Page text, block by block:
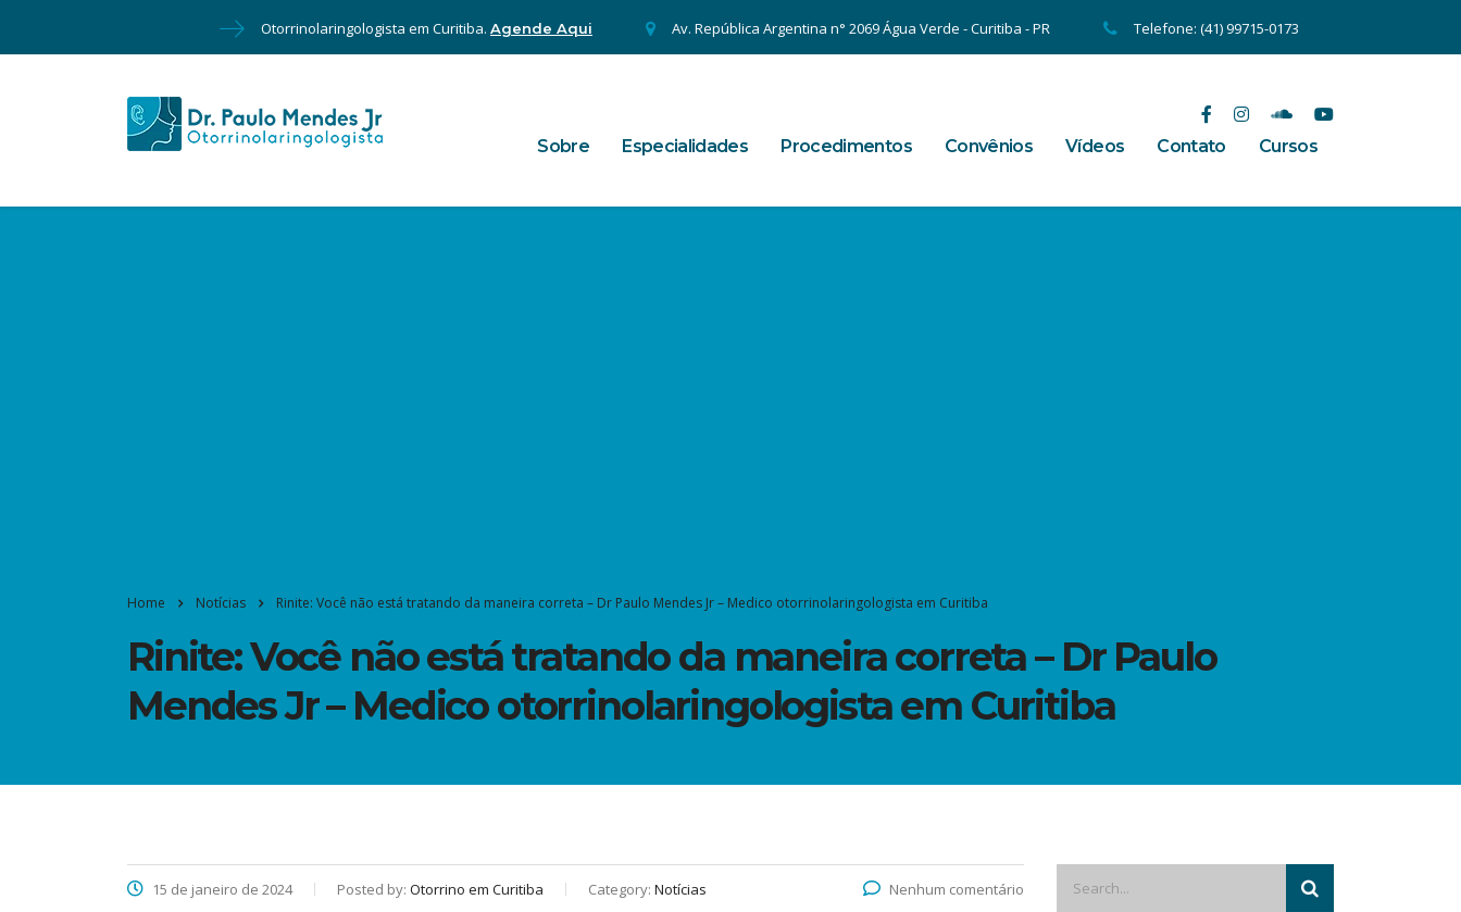
Otorrinolaringologista em Curitiba. Agende Aqui Av. República Argentina n° 2069 Água Verde - Curitiba - PR Telefone: (41) 99715-0173
Sobre Especialidades Procedimentos Convênios Vídeos Contato Cursos
Home Notícias Rinite: Você não está tratando da maneira correta – Dr Paulo Mendes Jr – Medico otorrinolaringologista em Curitiba
Rinite: Você não está tratando da maneira correta – Dr Paulo
Mendes Jr – Medico otorrinolaringologista em Curitiba
15 de janeiro de 2024 Posted by: Otorrino em Curitiba Category: Notícias Nenhum comentário